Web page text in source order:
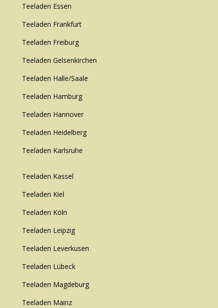
Teeladen Essen
Teeladen Frankfurt
Teeladen Freiburg
Teeladen Gelsenkirchen
Teeladen Halle/Saale
Teeladen Hamburg
Teeladen Hannover
Teeladen Heidelberg
Teeladen Karlsruhe
Teeladen Kassel
Teeladen Kiel
Teeladen Köln
Teeladen Leipzig
Teeladen Leverkusen
Teeladen Lübeck
Teeladen Magdeburg
Teeladen Mainz